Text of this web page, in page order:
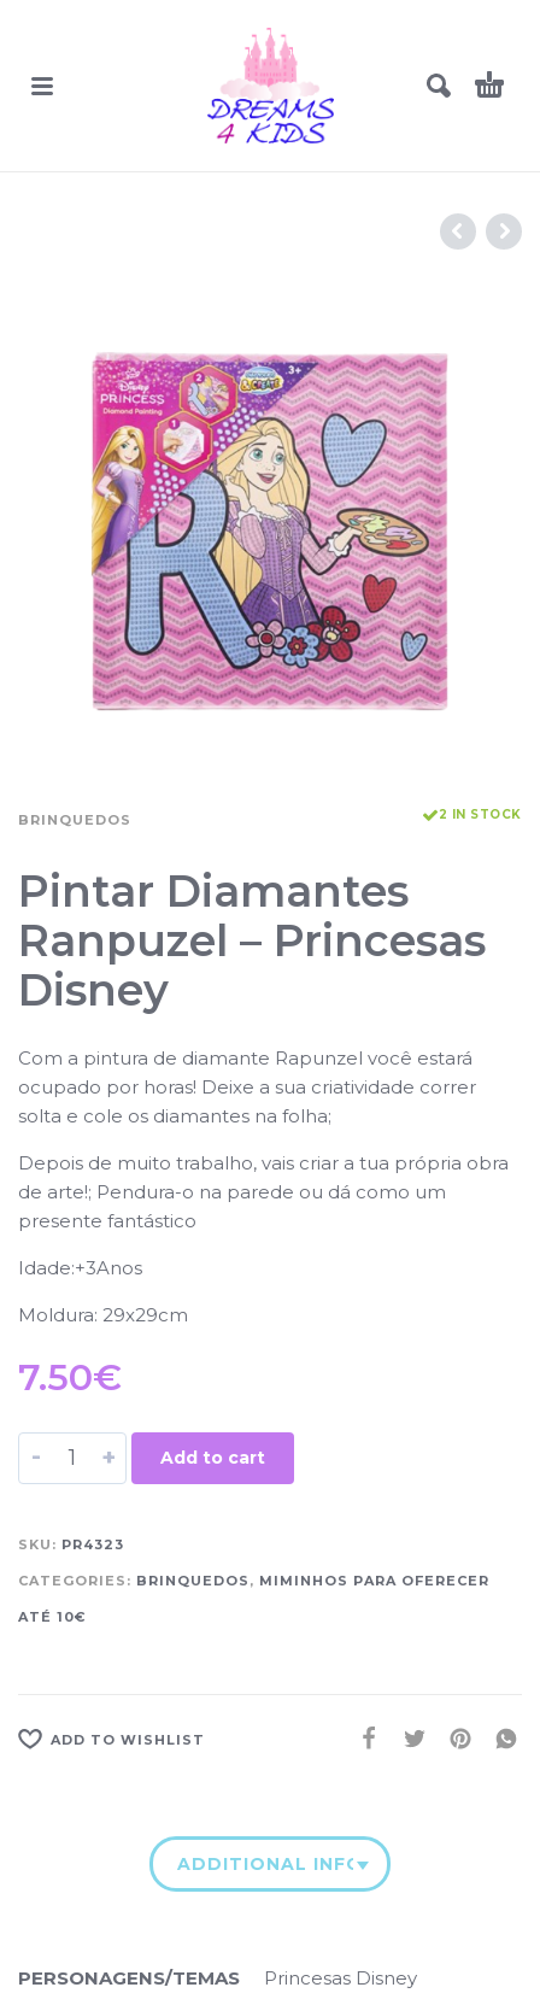
BRINQUEDOS 2 IN STOCK
Pintar Diamantes
Ranpuzel – Princesas
Disney
Com a pintura de diamante Rapunzel você estará
ocupado por horas! Deixe a sua criatividade correr
solta e cole os diamantes na folha;
Depois de muito trabalho, vais criar a tua própria obra
de arte!; Pendura-o na parede ou dá como um
presente fantástico
Idade:+3Anos
Moldura: 29x29cm
7.50€
- + Add to cart
SKU: PR4323
CATEGORIES: BRINQUEDOS , MIMINHOS PARA OFERECER
ATÉ 10€
ADD TO WISHLIST
ADDITIONAL INFORMATION
PERSONAGENS/TEMAS Princesas Disney